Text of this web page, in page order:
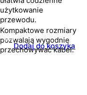
użytkowanie
przewodu.
Kompaktowe rozmiary
pozwalają wygodnie
przechowywać kabel.
Dodaj do koszyka